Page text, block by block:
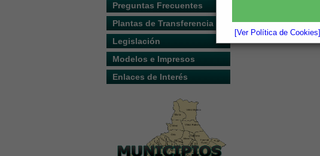
[Ver Política de Cookies]
Preguntas Frecuentes
Plantas de Transferencia
Legislación
Modelos e Impresos
Enlaces de Interés